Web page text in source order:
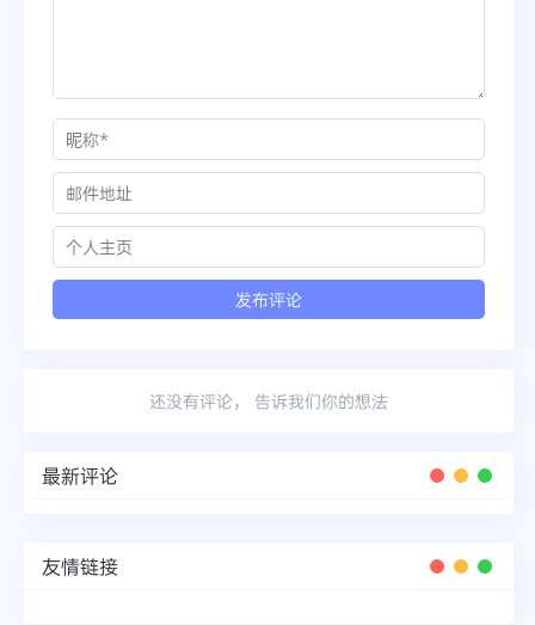
还没有评论， 告诉我们你的想法
最新评论
友情链接